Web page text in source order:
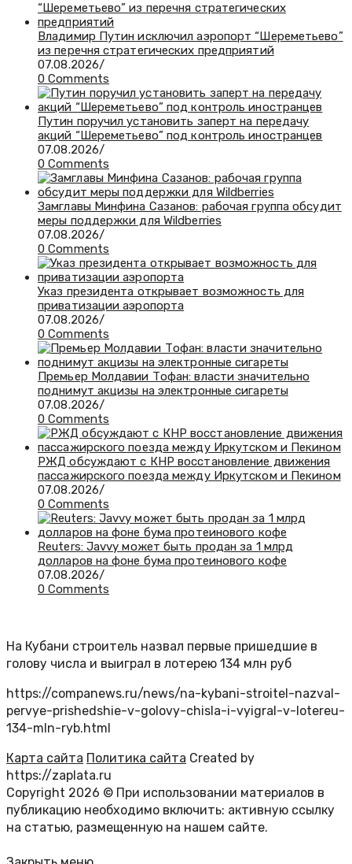
Владимир Путин исключил аэропорт “Шереметьево”
из перечня стратегических предприятий
07.08.2026/
0 Comments
Путин поручил установить заперт на передачу
акций “Шереметьево” под контроль иностранцев
07.08.2026/
0 Comments
Замглавы Минфина Сазанов: рабочая группа обсудит
меры поддержки для Wildberries
07.08.2026/
0 Comments
Указ президента открывает возможность для
приватизации аэропорта
07.08.2026/
0 Comments
Премьер Молдавии Тофан: власти значительно
поднимут акцизы на электронные сигареты
07.08.2026/
0 Comments
РЖД обсуждают с КНР восстановление движения
пассажирского поезда между Иркутском и Пекином
07.08.2026/
0 Comments
Reuters: Javvy может быть продан за 1 млрд
долларов на фоне бума протеинового кофе
07.08.2026/
0 Comments
На Кубани строитель назвал первые пришедшие в
голову числа и выиграл в лотерею 134 млн руб
https://companews.ru/news/na-kybani-stroitel-nazval-
pervye-prishedshie-v-golovy-chisla-i-vyigral-v-lotereu-
134-mln-ryb.html
Карта сайта Политика сайта Created by
https://zaplata.ru
Copyright 2026 © При использовании материалов в
публикацию необходимо включить: активную ссылку
на статью, размещенную на нашем сайте.